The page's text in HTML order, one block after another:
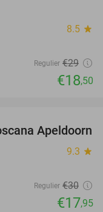
8.5 star
Regulier €29
€18,50
40%
Apeldoorn
9.3 star
Regulier €30
€17,95